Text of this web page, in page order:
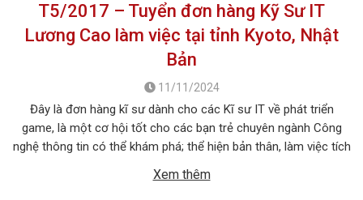
T5/2017 – Tuyển đơn hàng Kỹ Sư IT
Lương Cao làm việc tại tỉnh Kyoto, Nhật
Bản
11/11/2024
Đây là đơn hàng kĩ sư dành cho các Kĩ sư IT về phát triển
game, là một cơ hội tốt cho các bạn trẻ chuyên ngành Công
nghệ thông tin có thể khám phá; thể hiện bản thân, làm việc tích
công việc: Phát triển phần […]
Xem thêm